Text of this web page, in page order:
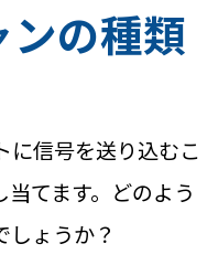
の種類
に信号を送り込むこ
てます。どのよう
しょうか？